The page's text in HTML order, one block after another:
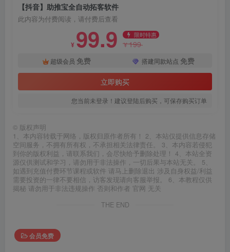
【抖音】助推宝全自动拓客软件
此内容为付费阅读，请付费后查看
¥ 99.9 限时特惠
¥199
超级会员 免费 搭建同款站点 免费
立即购买
您当前未登录！建议登陆后购买，可保存购买订单
© 版权声明
1、本内容转载于网络，版权归原作者所有！ 2、本站仅提供信息存储
空间服务，不拥有所有权，不承担相关法律责任。 3、本内容若侵犯
到你的版权利益，请联系我们，会尽快给予删除处理！ 4、本站全资
源仅供测试和学习，请勿用于非法操作，一切后果与本站无关。 5、
如遇到充值付费环节课程或软件 请马上删除退出 涉及自身权益/利益
需要投资的一律不要相信，访客发现请向客服举报。 6、本教程仅供
揭秘 请勿用于非法违规操作 否则和作者 官网 无关
THE END
会员免费